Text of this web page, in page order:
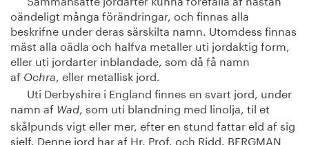
oändeligt många förändringar, och finnas alla
beskrifne under deras särskilta namn. Utomdess finnas
mäst alla oädla och halfva metaller uti jordaktig form,
eller uti jordarter inblandade, som då få namn
af Ochra, eller metallisk jord.
Uti Derbyshire i England finnes en svart jord, under
namn af Wad, som uti blandning med linolja, til et
skålpunds vigt eller mer, efter en stund fattar eld af sig
sjelf. Denne jord har af Hr. Prof. och Ridd. BERGMAN